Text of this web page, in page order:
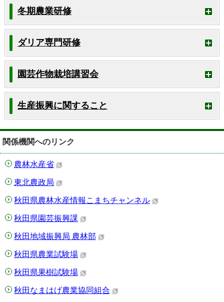
冬期農業研修
ダリア専門研修
園芸作物栽培講習会
生産振興に関すること
関係機関へのリンク
農林水産省
東北農政局
秋田県農林水産情報こまちチャンネル
秋田県園芸振興課
秋田地域振興局 農林部
秋田県農業試験場
秋田県果樹試験場
秋田なまはげ農業協同組合